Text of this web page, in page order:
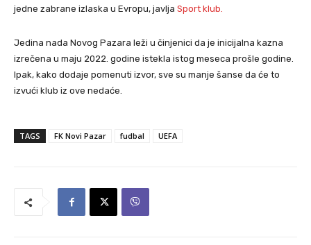
jedne zabrane izlaska u Evropu, javlja Sport klub.
Jedina nada Novog Pazara leži u činjenici da je inicijalna kazna
izrečena u maju 2022. godine istekla istog meseca prošle godine.
Ipak, kako dodaje pomenuti izvor, sve su manje šanse da će to
izvući klub iz ove nedaće.
TAGS FK Novi Pazar fudbal UEFA